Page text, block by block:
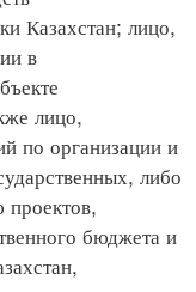
Казахстан; лицо,
в
лицо,
по организации и
либо
проектов,
бюджета и